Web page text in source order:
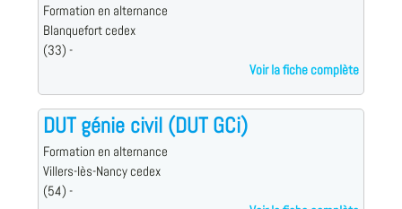
Formation en alternance
Blanquefort cedex
(33) -
Voir la fiche complète
DUT génie civil (DUT GCi)
Formation en alternance
Villers-lès-Nancy cedex
(54) -